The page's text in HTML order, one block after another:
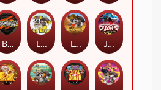
Born Wild LE ZEUS LE COWBOY JAWS OF JUSTICE